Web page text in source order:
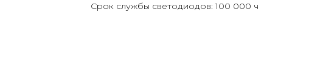
Срок службы светодиодов: 100 000 ч